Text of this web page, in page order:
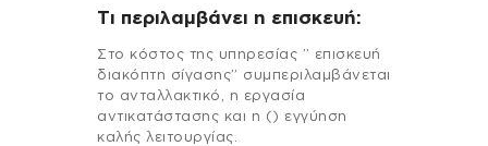
Τι περιλαμβάνει η επισκευή:
Στo κόστος της υπηρεσίας ” επισκευή
διακόπτη σίγασης” συμπεριλαμβάνεται
το ανταλλακτικό, η εργασία
αντικατάστασης και η () εγγύηση
καλής λειτουργίας.